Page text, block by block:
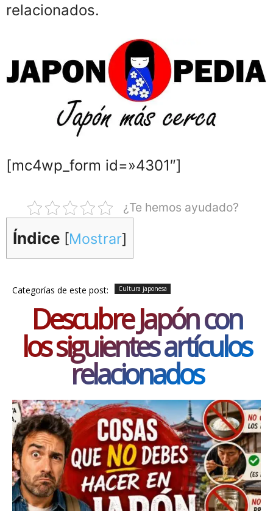
relacionados.
[mc4wp_form id=»4301″]
¿Te hemos ayudado?
Índice [Mostrar]
Categorías de este post: Cultura japonesa
Descubre Japón con
los siguientes artículos
relacionados